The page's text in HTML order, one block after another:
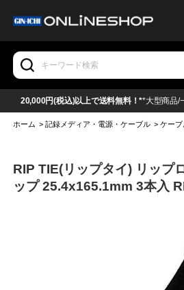
20,000円(税込)以上で送料無料！**大型商品/
ホーム >記録メディア・電源・ケーブル >ケーブ
RIP TIE(リップタイ) リップ
ップ 25.4x165.1mm 3本入